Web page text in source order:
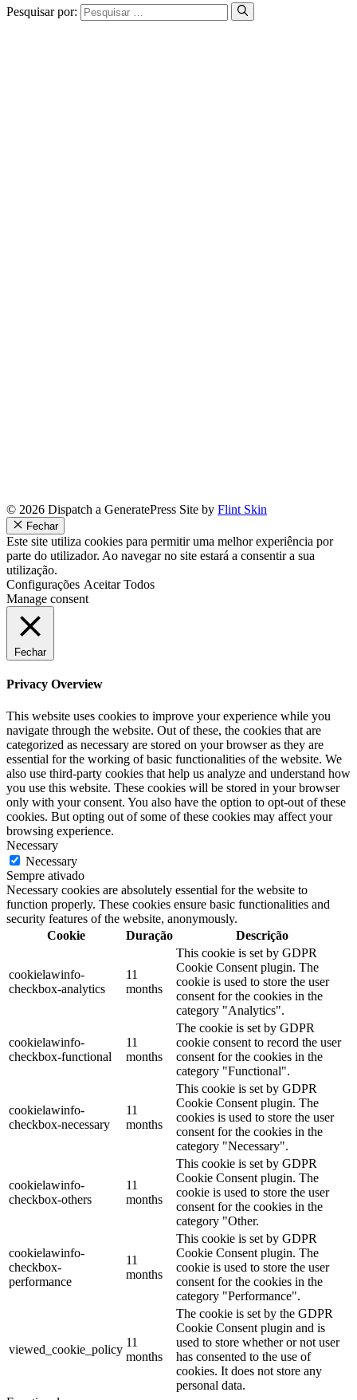
Pesquisar por:
© 2026 Dispatch a GeneratePress Site by Flint Skin
Fechar
Este site utiliza cookies para permitir uma melhor experiência por
parte do utilizador. Ao navegar no site estará a consentir a sua
utilização.
Configurações Aceitar Todos
Manage consent
Fechar
Privacy Overview
This website uses cookies to improve your experience while you
navigate through the website. Out of these, the cookies that are
categorized as necessary are stored on your browser as they are
essential for the working of basic functionalities of the website. We
also use third-party cookies that help us analyze and understand how
you use this website. These cookies will be stored in your browser
only with your consent. You also have the option to opt-out of these
cookies. But opting out of some of these cookies may affect your
browsing experience.
Necessary
Necessary
Sempre ativado
Necessary cookies are absolutely essential for the website to
function properly. These cookies ensure basic functionalities and
security features of the website, anonymously.
Cookie
Duração Descrição
cookielawinfo-
checkbox-analytics
11
months
This cookie is set by GDPR
Cookie Consent plugin. The
cookie is used to store the user
consent for the cookies in the
category "Analytics".
cookielawinfo-
checkbox-functional
11
months
The cookie is set by GDPR
cookie consent to record the user
consent for the cookies in the
category "Functional".
cookielawinfo-
checkbox-necessary
11
months
This cookie is set by GDPR
Cookie Consent plugin. The
cookies is used to store the user
consent for the cookies in the
category "Necessary".
cookielawinfo-
checkbox-others
11
months
This cookie is set by GDPR
Cookie Consent plugin. The
cookie is used to store the user
consent for the cookies in the
category "Other.
cookielawinfo-
checkbox-
performance
11
months
This cookie is set by GDPR
Cookie Consent plugin. The
cookie is used to store the user
consent for the cookies in the
category "Performance".
viewed_cookie_policy
11
months
The cookie is set by the GDPR
Cookie Consent plugin and is
used to store whether or not user
has consented to the use of
cookies. It does not store any
personal data.